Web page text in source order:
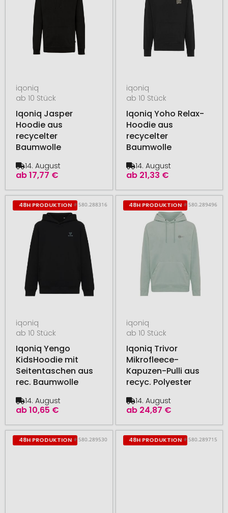
iqoniq
ab 10 Stück
Iqoniq Jasper
Hoodie aus
recycelter
Baumwolle
ab17,77 €
14. August
iqoniq
ab 10 Stück
Iqoniq Yoho Relax-
Hoodie aus
recycelter
Baumwolle
ab 21,33 €
14. August
48H PRODUKTION # 580.288316
iqoniq
ab 10 Stück
Iqoniq Yengo
KidsHoodie mit
Seitentaschen aus
rec. Baumwolle
ab10,65 €
14. August
48H PRODUKTION # 580.289496
iqoniq
ab 10 Stück
Iqoniq Trivor
Mikrofleece-
Kapuzen-Pulli aus
recyc. Polyester
ab 24,87 €
14. August
48H PRODUKTION # 580.289530 48H PRODUKTION # 580.289715